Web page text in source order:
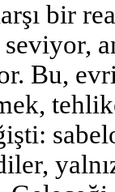
bir
seviyor,
Bu,